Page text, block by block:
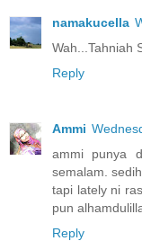
namakucella
Wah...Tahniah
Reply
Ammi
ammi punya
semalam. sedih.
tapi lately ni
pun
Reply